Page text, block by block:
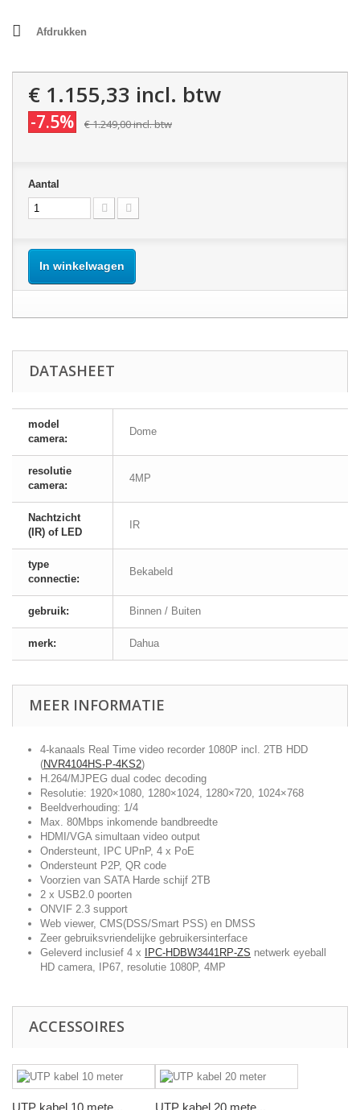
Afdrukken
€ 1.155,33 incl. btw
-7.5% € 1.249,00incl. btw
Aantal
In winkelwagen
DATASHEET
model
camera:
Dome
resolutie
camera:
4MP
Nachtzicht
(IR) of LED
IR
type
connectie:
Bekabeld
gebruik: Binnen / Buiten
merk: Dahua
MEER INFORMATIE
4-kanaals Real Time video recorder 1080P incl. 2TB HDD
(NVR4104HS-P-4KS2)
H.264/MJPEG dual codec decoding
Resolutie: 1920×1080, 1280×1024, 1280×720, 1024×768
Beeldverhouding: 1/4
Max. 80Mbps inkomende bandbreedte
HDMI/VGA simultaan video output
Ondersteunt, IPC UPnP, 4 x PoE
Ondersteunt P2P, QR code
Voorzien van SATA Harde schijf 2TB
2 x USB2.0 poorten
ONVIF 2.3 support
Web viewer, CMS(DSS/Smart PSS) en DMSS
Zeer gebruiksvriendelijke gebruikersinterface
Geleverd inclusief 4 x
IPC-HDBW3441RP-ZS netwerk eyeball
HD camera, IP67, resolutie 1080P, 4MP
ACCESSOIRES
UTP kabel 10 mete... UTP kabel 20 mete...